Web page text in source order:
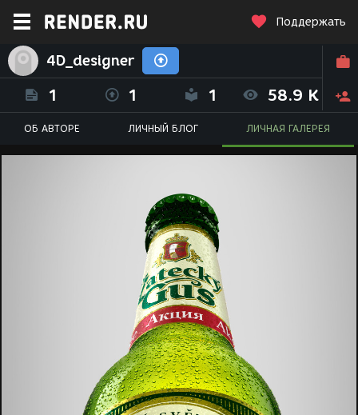
Поддержать
4D_designer
1 1 1 58.9 K
ОБ АВТОРЕ ЛИЧНЫЙ БЛОГ ЛИЧНАЯ ГАЛЕРЕЯ